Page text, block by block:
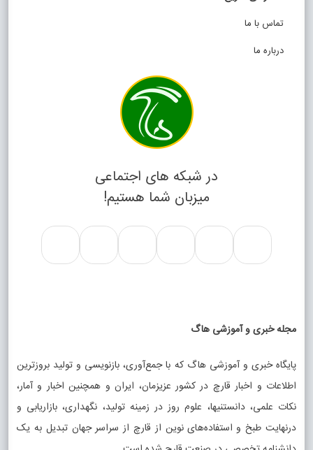
تماس با ما
درباره ما
در شبکه های اجتماعی
میزبان شما هستیم!
مجله خبری و آموزشی هاگ
پایگاه خبری و آموزشی هاگ که با جمع‌آوری، بازنویسی و تولید بروزترین
اطلاعات و اخبار قارچ در کشور عزیزمان، ایران و همچنین اخبار و آمار،
نکات علمی، دانستنیها، علوم روز در زمینه تولید، نگهداری، بازاریابی و
درنهایت طبخ و استفاده‌های نوین از قارچ از سراسر جهان تبدیل به یک